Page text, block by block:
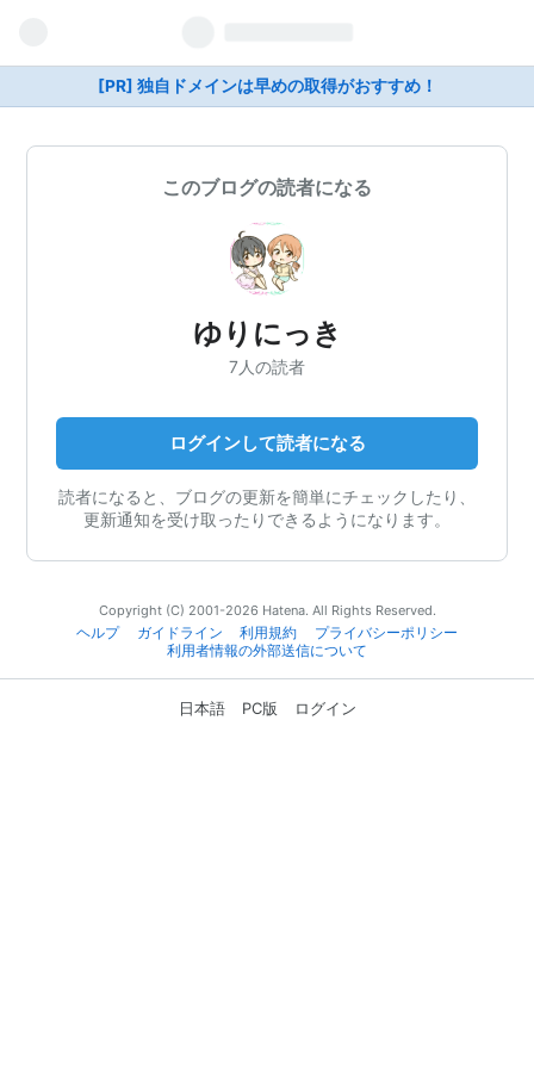
[PR] 独自ドメインは早めの取得がおすすめ！
このブログの読者になる
ゆりにっき
7人の読者
ログインして読者になる
読者になると、ブログの更新を簡単にチェックしたり、
更新通知を受け取ったりできるようになります。
Copyright (C) 2001-2026 Hatena. All Rights Reserved.
ヘルプ
ガイドライン 利用規約
プライバシーポリシー
利用者情報の外部送信について
日本語 PC版 ログイン